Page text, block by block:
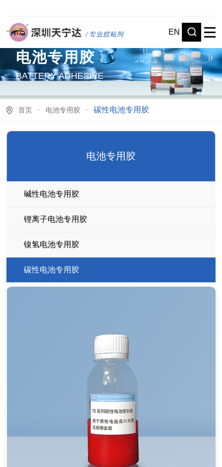
EN
电池专用胶
BATTERY ADHESIVE
首页 电池专用胶 碳性电池专用胶
电池专用胶
碱性电池专用胶
锂离子电池专用胶
镍氢电池专用胶
碳性电池专用胶